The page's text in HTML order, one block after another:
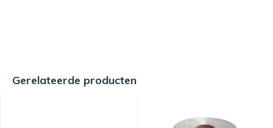
Gerelateerde producten